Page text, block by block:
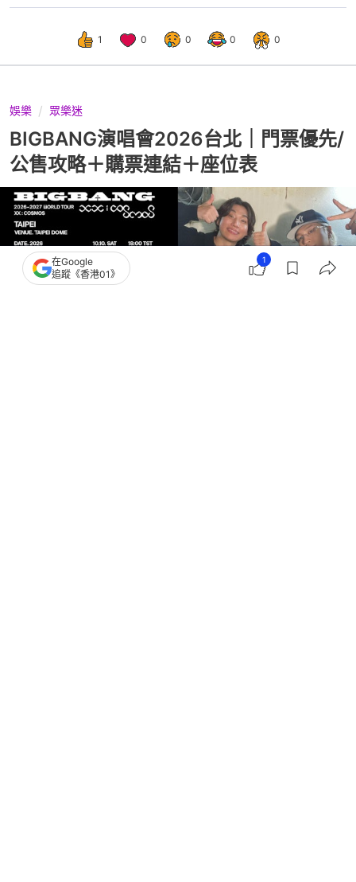
1 0 0 0 0
娛樂 眾樂迷
BIGBANG演唱會2026台北｜門票優先/
公售攻略＋購票連結＋座位表
在Google
追蹤《香港01》
1